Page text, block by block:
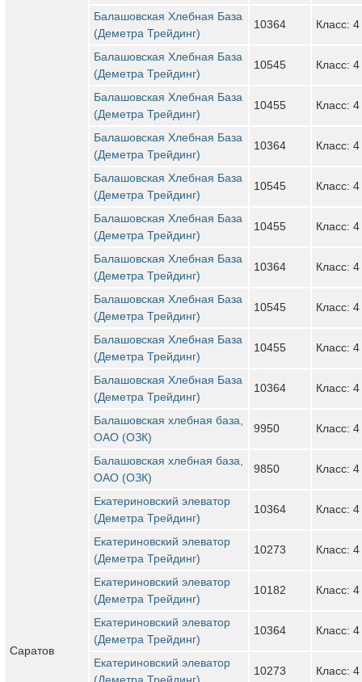
Саратов
Балашовская Хлебная База
(Деметра Трейдинг)
10364 Класс: 4
Балашовская Хлебная База
(Деметра Трейдинг)
10545 Класс: 4
Балашовская Хлебная База
(Деметра Трейдинг)
10455 Класс: 4
Балашовская Хлебная База
(Деметра Трейдинг)
10364 Класс: 4
Балашовская Хлебная База
(Деметра Трейдинг)
10545 Класс: 4
Балашовская Хлебная База
(Деметра Трейдинг)
10455 Класс: 4
Балашовская Хлебная База
(Деметра Трейдинг)
10364 Класс: 4
Балашовская Хлебная База
(Деметра Трейдинг)
10545 Класс: 4
Балашовская Хлебная База
(Деметра Трейдинг)
10455 Класс: 4
Балашовская Хлебная База
(Деметра Трейдинг)
10364 Класс: 4
Балашовская хлебная база,
ОАО (ОЗК)
9950 Класс: 4
Балашовская хлебная база,
ОАО (ОЗК)
9850 Класс: 4
Екатериновский элеватор
(Деметра Трейдинг)
10364 Класс: 4
Екатериновский элеватор
(Деметра Трейдинг)
10273 Класс: 4
Екатериновский элеватор
(Деметра Трейдинг)
10182 Класс: 4
Екатериновский элеватор
(Деметра Трейдинг)
10364 Класс: 4
Екатериновский элеватор
(Деметра Трейдинг)
10273 Класс: 4